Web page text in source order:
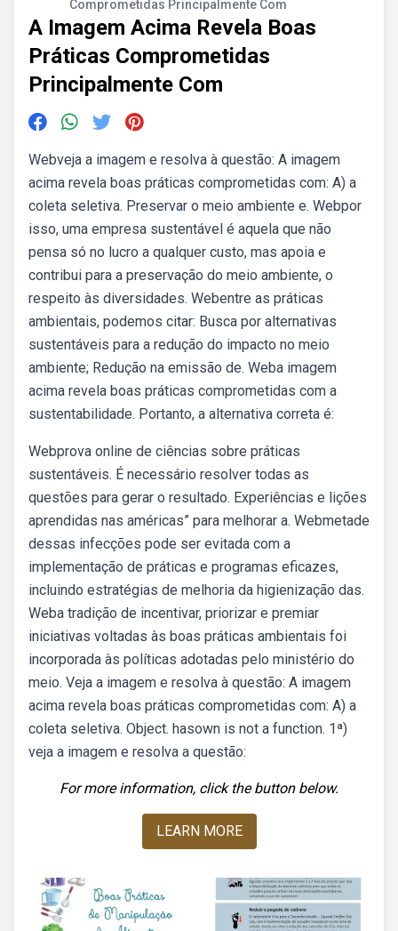
Comprometidas Principalmente Com
A Imagem Acima Revela Boas
Práticas Comprometidas
Principalmente Com
Webveja a imagem e resolva à questão: A imagem
acima revela boas práticas comprometidas com: A) a
coleta seletiva. Preservar o meio ambiente e. Webpor
isso, uma empresa sustentável é aquela que não
pensa só no lucro a qualquer custo, mas apoia e
contribui para a preservação do meio ambiente, o
respeito às diversidades. Webentre as práticas
ambientais, podemos citar: Busca por alternativas
sustentáveis para a redução do impacto no meio
ambiente; Redução na emissão de. Weba imagem
acima revela boas práticas comprometidas com a
sustentabilidade. Portanto, a alternativa correta é:
Webprova online de ciências sobre práticas
sustentáveis. É necessário resolver todas as
questões para gerar o resultado. Experiências e lições
aprendidas nas américas” para melhorar a. Webmetade
dessas infecções pode ser evitada com a
implementação de práticas e programas eficazes,
incluindo estratégias de melhoria da higienização das.
Weba tradição de incentivar, priorizar e premiar
iniciativas voltadas às boas práticas ambientais foi
incorporada às políticas adotadas pelo ministério do
meio. Veja a imagem e resolva à questão: A imagem
acima revela boas práticas comprometidas com: A) a
coleta seletiva. Object. hasown is not a function. 1ª)
veja a imagem e resolva a questão:
For more information, click the button below.
LEARN MORE